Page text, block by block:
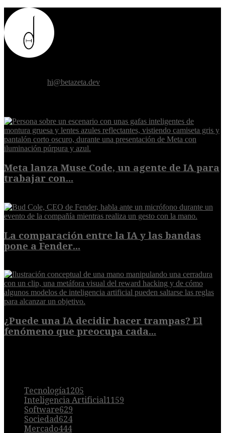
hi@betazeta.dev
Meta lanza Muse Code, un agente de IA para
trabajar con...
La comparación entre la IA y las bandas
pone a Fender...
¿Puede una IA decidir hacer trampas? El
fenómeno que preocupa cada...
Tecnología1205
Inteligencia Artificial1159
Software629
Sociedad624
Mercado444